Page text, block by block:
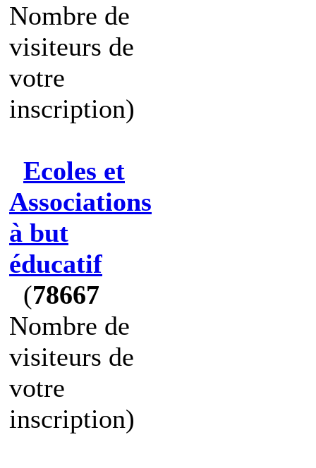
Nombre de
visiteurs de
votre
inscription)
Ecoles et
Associations
à but
éducatif
(78667
Nombre de
visiteurs de
votre
inscription)